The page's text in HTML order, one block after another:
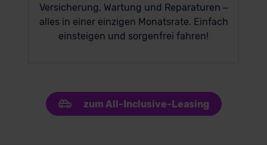
Versicherung, Wartung und Reparaturen –
alles in einer einzigen Monatsrate. Einfach
einsteigen und sorgenfrei fahren!
zum All-Inclusive-Leasing